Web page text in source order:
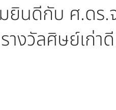
นดีกับ ศ.ดร.
างวัลศิษย์เก่า